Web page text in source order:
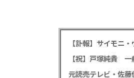
【祝】戸塚純貴 一